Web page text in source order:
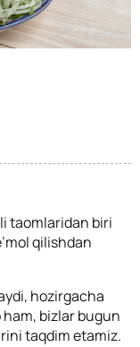
taomlaridan biri
qilishdan
hozirgacha
bizlar bugun
taqdim etamiz.